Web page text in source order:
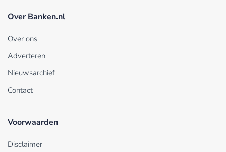
Over Banken.nl
Over ons
Adverteren
Nieuwsarchief
Contact
Voorwaarden
Disclaimer